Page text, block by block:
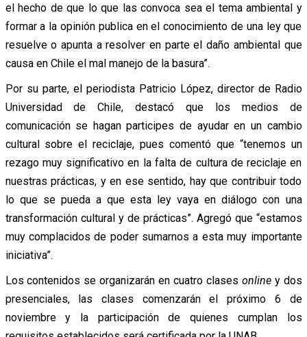
el hecho de que lo que las convoca sea el tema ambiental y
formar a la opinión publica en el conocimiento de una ley que
resuelve o apunta a resolver en parte el daño ambiental que
causa en Chile el mal manejo de la basura”.
Por su parte, el periodista Patricio López, director de Radio
Universidad de Chile, destacó que los medios de
comunicación se hagan participes de ayudar en un cambio
cultural sobre el reciclaje, pues comentó que “tenemos un
rezago muy significativo en la falta de cultura de reciclaje en
nuestras prácticas, y en ese sentido, hay que contribuir todo
lo que se pueda a que esta ley vaya en diálogo con una
transformación cultural y de prácticas”. Agregó que “estamos
muy complacidos de poder sumarnos a esta muy importante
iniciativa”.
Los contenidos se organizarán en cuatro clases onliney dos
presenciales, las clases comenzarán el próximo 6 de
noviembre y la participación de quienes cumplan los